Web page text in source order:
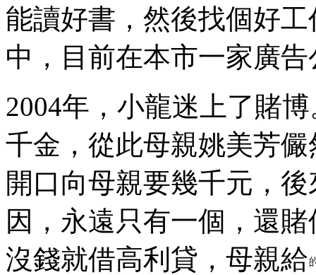
能讀好書，然後找個好
中，目前在本市一家廣
2004年，小龍迷上了賭
千金，從此母親姚美芳
開口向母親要幾千元，
因，永遠只有一個，還
沒錢就借高利貸，母親給